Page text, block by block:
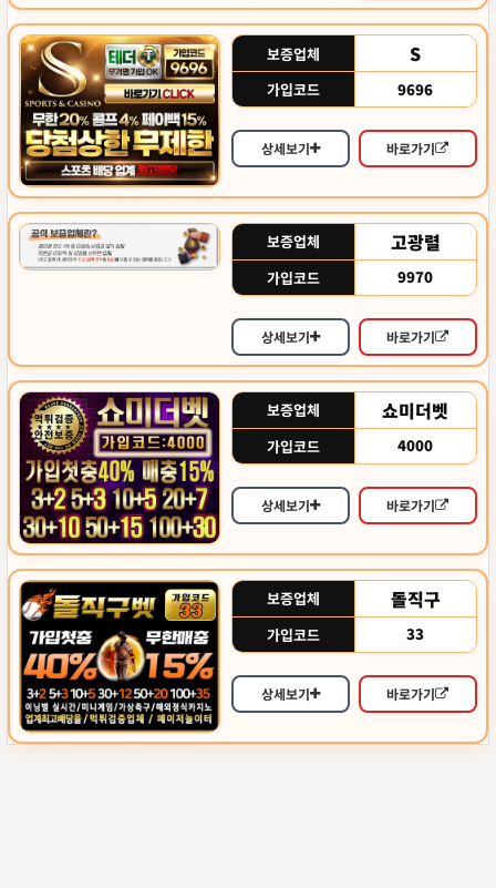
보증업체 S
가입코드 9696
상세보기 바로가기
보증업체 고광렬
가입코드 9970
상세보기 바로가기
보증업체 쇼미더벳
가입코드 4000
상세보기 바로가기
보증업체 돌직구
가입코드 33
상세보기 바로가기